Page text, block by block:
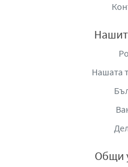
Нашата
Общи